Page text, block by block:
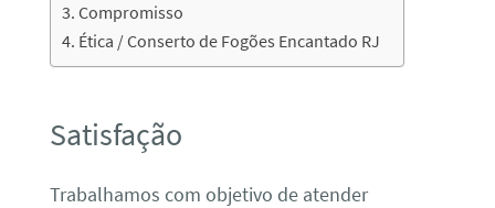
Compromisso
Ética / Conserto de Fogões Encantado RJ
Satisfação
Trabalhamos com objetivo de atender